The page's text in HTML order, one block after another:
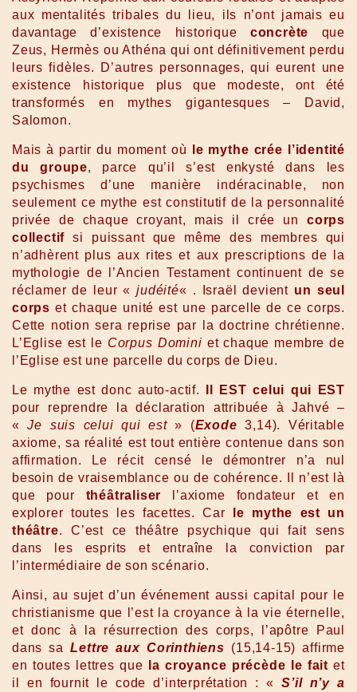
aux mentalités tribales du lieu, ils n’ont jamais eu
davantage d’existence historique concrète que
Zeus, Hermès ou Athéna qui ont définitivement perdu
leurs fidèles. D’autres personnages, qui eurent une
existence historique plus que modeste, ont été
transformés en mythes gigantesques – David,
Salomon.
Mais à partir du moment où
le mythe crée l’identité
du groupe, parce qu’il s’est enkysté dans les
psychismes d’une manière indéracinable, non
seulement ce mythe est constitutif de la personnalité
privée de chaque croyant, mais il crée un corps
collectif si puissant que même des membres qui
n’adhèrent plus aux rites et aux prescriptions de la
mythologie de l’Ancien Testament continuent de se
réclamer de leur «judéité« . Israël devient un seul
corps et chaque unité est une parcelle de ce corps.
Cette notion sera reprise par la doctrine chrétienne.
L’Eglise est le Corpus Domini et chaque membre de
l’Eglise est une parcelle du corps de Dieu.
Le mythe est donc auto-actif.
Il EST celui qui EST
pour reprendre la déclaration attribuée à Jahvé –
«Je suis celui qui est» (Exode 3,14). Véritable
axiome, sa réalité est tout entière contenue dans son
affirmation. Le récit censé le démontrer n’a nul
besoin de vraisemblance ou de cohérence. Il n’est là
que pour théâtraliser l’axiome fondateur et en
explorer toutes les facettes. Car le mythe est un
théâtre. C’est ce théâtre psychique qui fait sens
dans les esprits et entraîne la conviction par
l’intermédiaire de son scénario.
Ainsi, au sujet d’un événement aussi capital pour le
christianisme que l’est la croyance à la vie éternelle,
et donc à la résurrection des corps, l’apôtre Paul
dans saLettre aux Corinthiens (15,14-15) affirme
en toutes lettres que
la croyance précède le fait et
il en fournit le code d’interprétation : «S’il n’y a